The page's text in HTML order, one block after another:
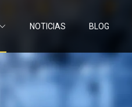
NOTICIAS BLOG